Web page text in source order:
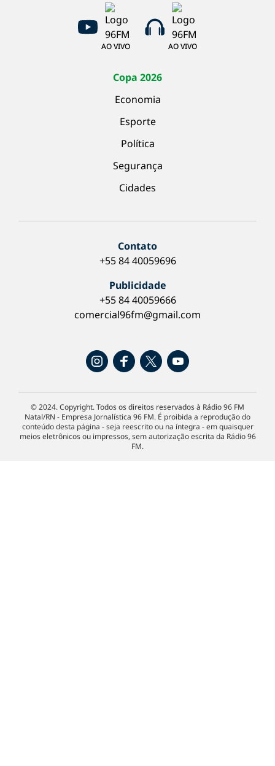
AO VIVO AO VIVO
Copa 2026
Economia
Esporte
Política
Segurança
Cidades
Contato
+55 84 40059696
Publicidade
+55 84 40059666
comercial96fm@gmail.com
© 2024. Copyright. Todos os direitos reservados à Rádio 96 FM
Natal/RN - Empresa Jornalística 96 FM. É proibida a reprodução do
conteúdo desta página - seja reescrito ou na íntegra - em quaisquer
meios eletrônicos ou impressos, sem autorização escrita da Rádio 96
FM.